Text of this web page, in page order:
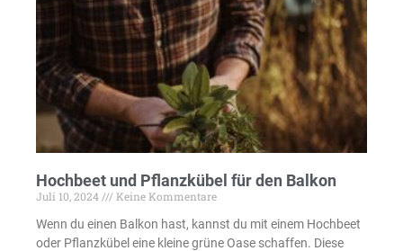
Hochbeet und Pflanzkübel für den Balkon
Juli 10, 2024
Keine Kommentare
Wenn du einen Balkon hast, kannst du mit einem Hochbeet
oder Pflanzkübel eine kleine grüne Oase schaffen. Diese